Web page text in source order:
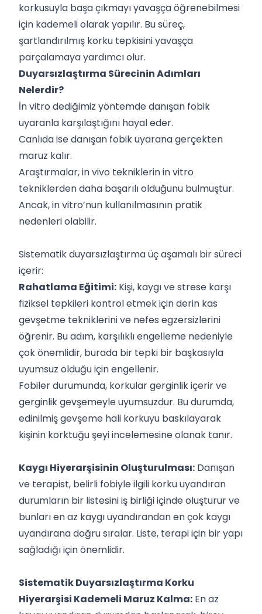
korkusuyla başa çıkmayı yavaşça öğrenebilmesi
için kademeli olarak yapılır. Bu süreç,
şartlandırılmış korku tepkisini yavaşça
parçalamaya yardımcı olur.
Duyarsızlaştırma Sürecinin Adımları
Nelerdir?
İn vitro dediğimiz yöntemde danışan fobik
uyaranla karşılaştığını hayal eder.
Canlıda ise danışan fobik uyarana gerçekten
maruz kalır.
Araştırmalar, in vivo tekniklerin in vitro
tekniklerden daha başarılı olduğunu bulmuştur.
Ancak, in vitro’nun kullanılmasının pratik
nedenleri olabilir.
Sistematik duyarsızlaştırma üç aşamalı bir süreci
içerir:
Rahatlama Eğitimi: Kişi, kaygı ve strese karşı
fiziksel tepkileri kontrol etmek için derin kas
gevşetme tekniklerini ve nefes egzersizlerini
öğrenir. Bu adım, karşılıklı engelleme nedeniyle
çok önemlidir, burada bir tepki bir başkasıyla
uyumsuz olduğu için engellenir.
Fobiler durumunda, korkular gerginlik içerir ve
gerginlik gevşemeyle uyumsuzdur. Bu durumda,
edinilmiş gevşeme hali korkuyu baskılayarak
kişinin korktuğu şeyi incelemesine olanak tanır.
Kaygı Hiyerarşisinin Oluşturulması: Danışan
ve terapist, belirli fobiyle ilgili korku uyandıran
durumların bir listesini iş birliği içinde oluşturur ve
bunları en az kaygı uyandırandan en çok kaygı
uyandırana doğru sıralar. Liste, terapi için bir yapı
sağladığı için önemlidir.
Sistematik Duyarsızlaştırma Korku
Hiyerarşisi Kademeli Maruz Kalma: En az